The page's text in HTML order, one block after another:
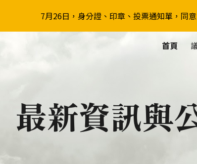
Skip to main content
7月26日，身分證、印章、投票通知單，同
首頁
最新資訊與